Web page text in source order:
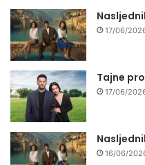
17/06/
Tajne
17/06/
16/06/